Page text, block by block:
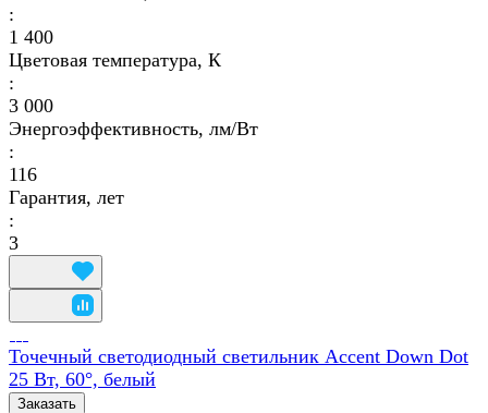
:
1 400
Цветовая температура, К
:
3 000
Энергоэффективность, лм/Вт
:
116
Гарантия, лет
:
3
Точечный светодиодный светильник Accent Down Dot
25 Вт, 60°, белый
Заказать